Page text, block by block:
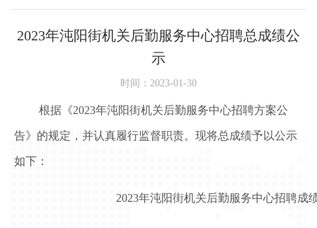
2023年沌阳街机关后勤服务中心招聘总成绩公
示
时间：2023-01-30
根据《2023年沌阳街机关后勤服务中心招聘方案公
告》的规定，并认真履行监督职责。现将总成绩予以公示
如下：
2023年沌阳街机关后勤服务中心招聘成